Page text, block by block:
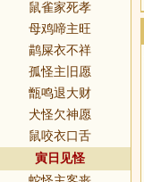
鼠雀家死孝
母鸡啼主旺
鹋屎衣不祥
孤怪主旧愿
甑鸣退大财
犬怪欠神愿
鼠咬衣口舌
寅日见怪